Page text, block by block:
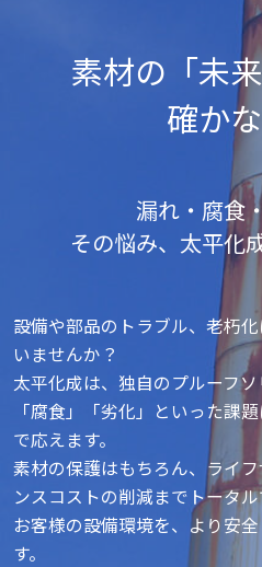
（2026年5月7日（木）より
を開始致します）
貴社ますますのご清祥のこ
上げます。
また平素は格別のお引立て
さて、誠に勝手ではござい
は年末年始の休業日を下記
せて頂きました。
お客様各位にはご不便をお
存じますが、何卒ご理解賜
い申し上げます。
年末年始休業日 2025年
（土） ～ 2026年1月4日
素材の「未
確か
漏れ・腐
その悩み、太平化
設備や部品のトラブル、老朽
いませんか？
太平化成は、独自のプルーフソ
「腐食」「劣化」といった課
で応えます。
素材の保護はもちろん、ライ
ンスコストの削減までトータ
お客様の設備環境を、より安
す。